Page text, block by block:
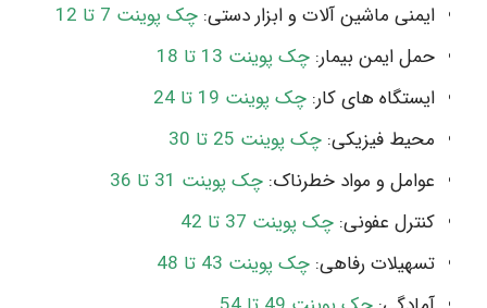
ایمنی ماشین آلات و ابزار دستی: چک پوینت 7 تا 12
حمل ایمن بیمار: چک پوینت 13 تا 18
ایستگاه های کار: چک پوینت 19 تا 24
محیط فیزیکی: چک پوینت 25 تا 30
عوامل و مواد خطرناک: چک پوینت 31 تا 36
کنترل عفونی: چک پوینت 37 تا 42
تسهیلات رفاهی: چک پوینت 43 تا 48